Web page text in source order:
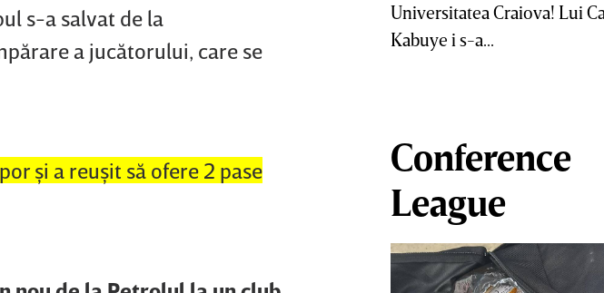
s-a salvat de la
a jucătorului, care se
şi a reuşit să ofere 2 pase
Universitatea Craiova! Lui
Kabuye i s-a...
Conference
League